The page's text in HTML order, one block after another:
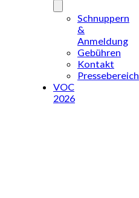
Schnuppern
&
Anmeldung
Gebühren
Kontakt
Pressebereich
VOC
2026